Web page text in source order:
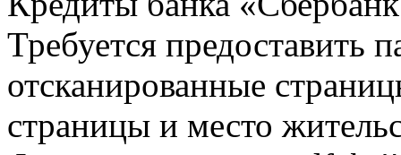
Требуется предоставить
отсканированные
страницы и место